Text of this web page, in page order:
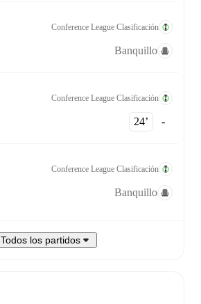
Conference League Clasificación
Banquillo
Conference League Clasificación
24‎’‎ -
Conference League Clasificación
Banquillo
Todos los partidos